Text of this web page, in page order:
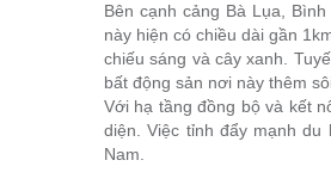
Bên cạnh cảng Bà Lụa,
này hiện có chiều dài gần
chiếu sáng và cây xanh.
bất động sản nơi này thêm
Với hạ tầng đồng bộ và kết
diện. Việc tỉnh đẩy mạnh
Nam.